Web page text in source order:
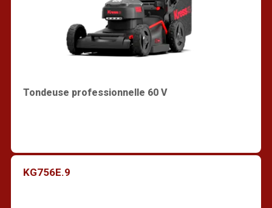
Tondeuse professionnelle 60 V
KG756E.9